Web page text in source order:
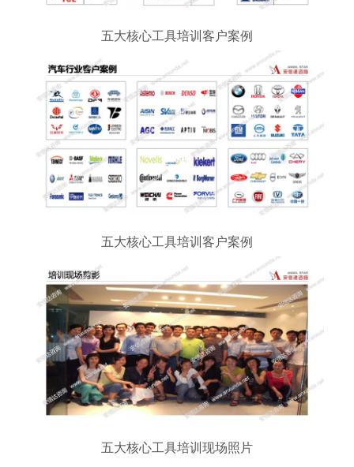
五大核心工具培训客户案例
五大核心工具培训客户案例
五大核心工具培训现场照片